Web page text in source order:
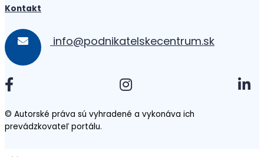
Kontakt
info@podnikatelskecentrum.sk
© Autorské práva sú vyhradené a vykonáva ich
prevádzkovateľ portálu.